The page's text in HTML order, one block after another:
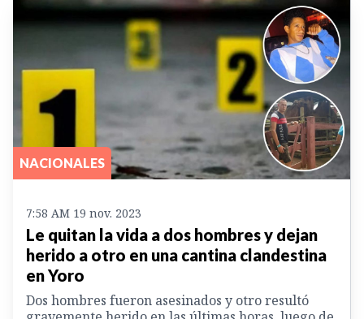
NACIONALES
7:58 AM 19 nov. 2023
Le quitan la vida a dos hombres y dejan
herido a otro en una cantina clandestina
en Yoro
Dos hombres fueron asesinados y otro resultó